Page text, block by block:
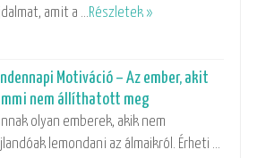
amit a …Részletek »
Motiváció – Az ember, akit
nem állíthatott meg
olyan emberek, akik nem
lemondani az álmaikról. Érheti …